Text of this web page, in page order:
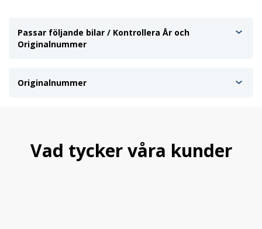
Passar följande bilar / Kontrollera År och
Originalnummer
Originalnummer
Vad tycker våra kunder